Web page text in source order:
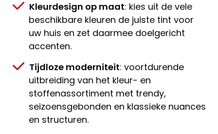
Kleurdesign op maat: kies uit de vele
beschikbare kleuren de juiste tint voor
uw huis en zet daarmee doelgericht
accenten.
Tijdloze moderniteit: voortdurende
uitbreiding van het kleur- en
stoffenassortiment met trendy,
seizoensgebonden en klassieke nuances
en structuren.